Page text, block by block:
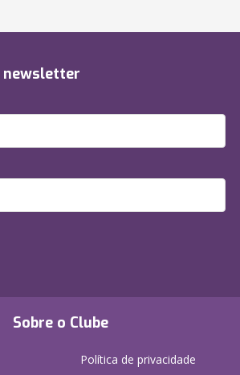
Sobre o Clube
Política de privacidade
newsletter